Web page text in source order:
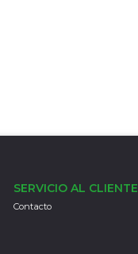
SERVICIO AL CLIENTE
Contacto